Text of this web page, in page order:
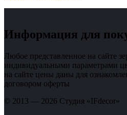
Информация для
Любое представленное на сайте
индивидуальными параметрами
на сайте цены даны для
договором оферты
© 2013 — 2026 Студия «IFdecor»